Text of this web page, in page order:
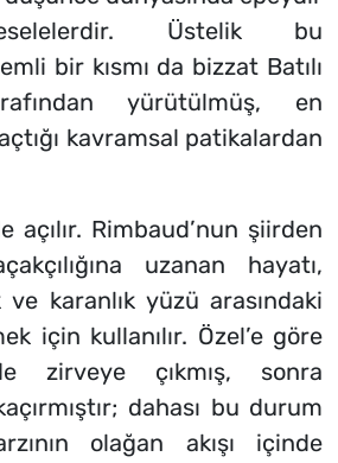
Üstelik bu
bir kısmı da bizzat Batılı
yürütülmüş, en
kavramsal patikalardan
açılır. Rimbaud’nun şiirden
uzanan hayatı,
ve karanlık yüzü arasındaki
için kullanılır. Özel’e göre
zirveye çıkmış, sonra
dahası bu durum
olağan akışı içinde